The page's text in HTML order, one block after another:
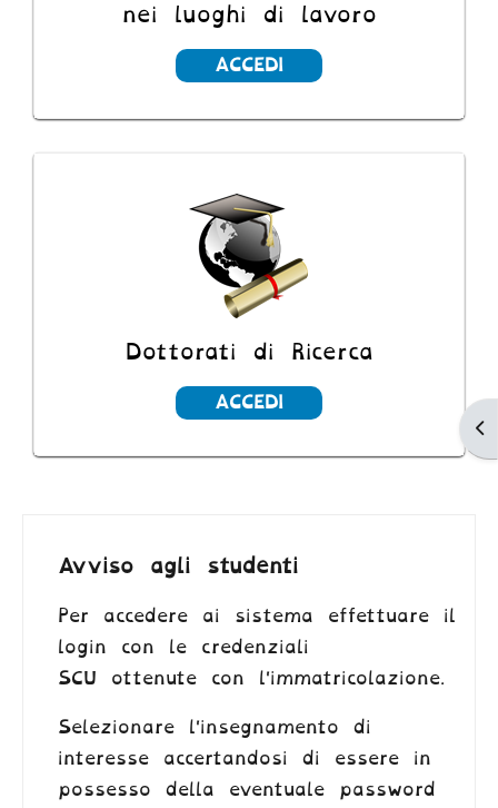
nei luoghi di lavoro
ACCEDI
Dottorati di Ricerca
ACCEDI
Avviso agli studenti
Per accedere ai sistema effettuare il
login con le credenziali
SCU ottenute con l'immatricolazione.
Selezionare l'insegnamento di
interesse accertandosi di essere in
possesso della eventuale password